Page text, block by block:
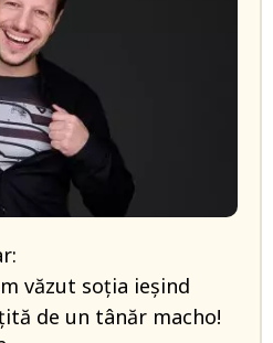
văzut soţia ieşind
de un tânăr macho!